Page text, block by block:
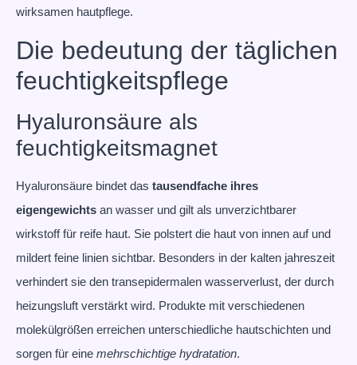
wirksamen hautpflege.
Die bedeutung der täglichen
feuchtigkeitspflege
Hyaluronsäure als
feuchtigkeitsmagnet
Hyaluronsäure bindet das tausendfache ihres
eigengewichts an wasser und gilt als unverzichtbarer
wirkstoff für reife haut. Sie polstert die haut von innen auf und
mildert feine linien sichtbar. Besonders in der kalten jahreszeit
verhindert sie den transepidermalen wasserverlust, der durch
heizungsluft verstärkt wird. Produkte mit verschiedenen
molekülgrößen erreichen unterschiedliche hautschichten und
sorgen für eine mehrschichtige hydratation.